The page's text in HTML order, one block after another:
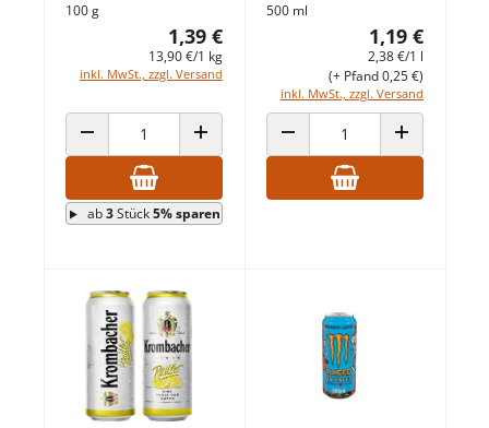
100 g
1,39 €
13,90 €/1 kg
inkl. MwSt., zzgl. Versand
ANZAHL VERRINGERNANZAHL ERHÖHEN
ab3Stück5% sparen
500 ml
1,19 €
2,38 €/1 l
inkl. MwSt., zzgl. Versand
(+ Pfand 0,25 €)
ANZAHL VERRINGERNANZAHL